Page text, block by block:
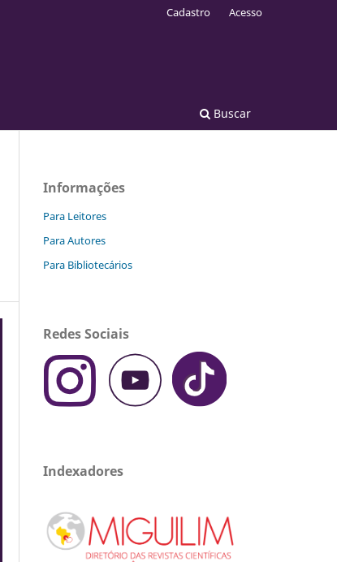
Buscar
Cadastro Acesso
Informações
Para Leitores
Para Autores
Para Bibliotecários
Redes Sociais
Indexadores